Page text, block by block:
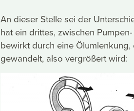
An dieser Stelle sei der
hat ein drittes, zwischen
bewirkt durch eine
gewandelt, also vergrößert wird: